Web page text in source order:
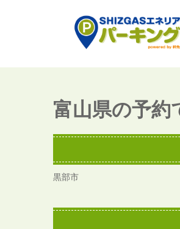
富山県の予約
黒部市